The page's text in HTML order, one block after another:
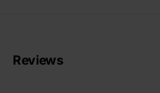
Reviews